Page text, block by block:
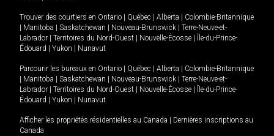
Trouver des courtiers en Ontario Québec Alberta
Colombie-Britannique
Manitoba Saskatchewan Nouveau-Brunswick
Terre-Neuve-et-
Labrador
Territoires du Nord-Ouest Nouvelle-Écosse
Île-du-Prince-
Édouard
Yukon Nunavut
Parcourir les bureaux en Ontario Québec Alberta
Colombie-Britannique
Manitoba Saskatchewan Nouveau-Brunswick
Terre-Neuve-et-
Labrador
Territoires du Nord-Ouest Nouvelle-Écosse
Île-du-Prince-
Édouard
Yukon Nunavut
Afficher les propriétés résidentielles au Canada
Dernières inscriptions au
Canada